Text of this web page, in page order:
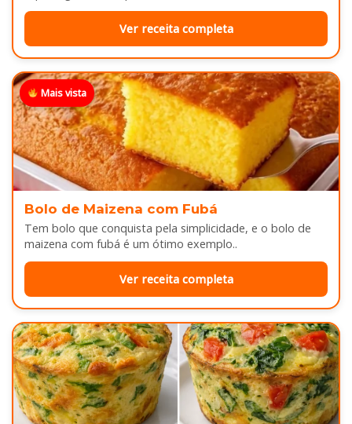
Ver receita completa
Mais vista
Bolo de Maizena com Fubá
Tem bolo que conquista pela simplicidade, e o bolo de
maizena com fubá é um ótimo exemplo..
Ver receita completa